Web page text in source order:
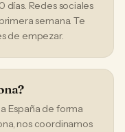
días. Redes sociales
semana. Te
de empezar.
España de forma
nos coordinamos